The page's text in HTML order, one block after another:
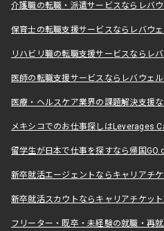
介護職の転職・派遣サービスならレバ
保育士の転職支援サービスならレバウ
リハビリ職の転職支援サービスならレ
医師の転職支援サービスならレバウェ
医療・ヘルスケア業界の課題解決支援
メキシコでのお仕事探しはLeverages
留学生が日本で仕事を探すなら帰国
新卒就活エージェントならキャリアチ
新卒就活スカウトならキャリアチケッ
フリーター・既卒・未経験の就職・再